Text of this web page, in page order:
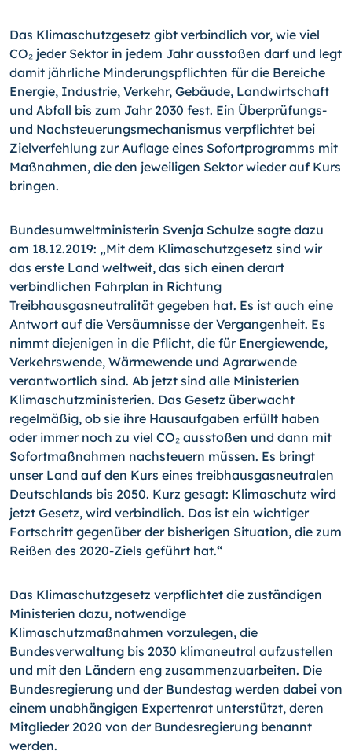
Das Klimaschutzgesetz gibt verbindlich vor, wie viel
CO₂ jeder Sektor in jedem Jahr ausstoßen darf und legt
damit jährliche Minderungspflichten für die Bereiche
Energie, Industrie, Verkehr, Gebäude, Landwirtschaft
und Abfall bis zum Jahr 2030 fest. Ein Überprüfungs-
und Nachsteuerungsmechanismus verpflichtet bei
Zielverfehlung zur Auflage eines Sofortprogramms mit
Maßnahmen, die den jeweiligen Sektor wieder auf Kurs
bringen.
Bundesumweltministerin Svenja Schulze sagte dazu
am 18.12.2019: „Mit dem Klimaschutzgesetz sind wir
das erste Land weltweit, das sich einen derart
verbindlichen Fahrplan in Richtung
Treibhausgasneutralität gegeben hat. Es ist auch eine
Antwort auf die Versäumnisse der Vergangenheit. Es
nimmt diejenigen in die Pflicht, die für Energiewende,
Verkehrswende, Wärmewende und Agrarwende
verantwortlich sind. Ab jetzt sind alle Ministerien
Klimaschutzministerien. Das Gesetz überwacht
regelmäßig, ob sie ihre Hausaufgaben erfüllt haben
oder immer noch zu viel CO₂ ausstoßen und dann mit
Sofortmaßnahmen nachsteuern müssen. Es bringt
unser Land auf den Kurs eines treibhausgasneutralen
Deutschlands bis 2050. Kurz gesagt: Klimaschutz wird
jetzt Gesetz, wird verbindlich. Das ist ein wichtiger
Fortschritt gegenüber der bisherigen Situation, die zum
Reißen des 2020-Ziels geführt hat.“
Das Klimaschutzgesetz verpflichtet die zuständigen
Ministerien dazu, notwendige
Klimaschutzmaßnahmen vorzulegen, die
Bundesverwaltung bis 2030 klimaneutral aufzustellen
und mit den Ländern eng zusammenzuarbeiten. Die
Bundesregierung und der Bundestag werden dabei von
einem unabhängigen Expertenrat unterstützt, deren
Mitglieder 2020 von der Bundesregierung benannt
werden.